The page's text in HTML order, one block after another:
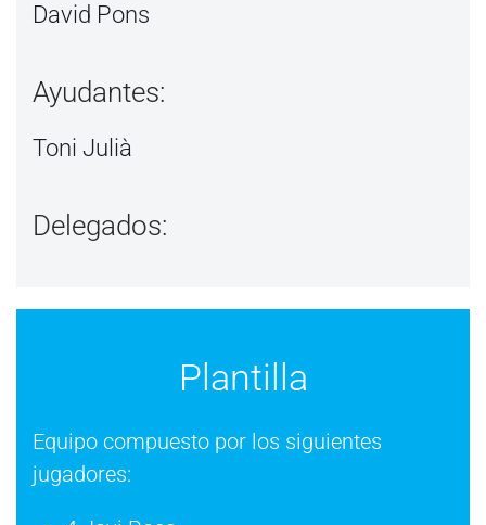
David Pons
Ayudantes:
Toni Julià
Delegados:
Plantilla
Equipo compuesto por los siguientes
jugadores: